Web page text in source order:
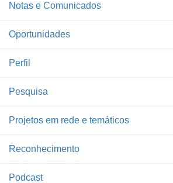
Notas e Comunicados
Oportunidades
Perfil
Pesquisa
Projetos em rede e temáticos
Reconhecimento
Podcast